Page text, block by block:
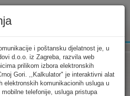
Uslovi korišćenja Kontakt
i poštansku djelatnost je, u
d.o.o. iz Zagreba, razvila web
prilikom izbora elektronskih
Gori. ,,Kalkulator" je interaktivni alat
elektronskih komunikacionih usluga u
telefonije, usluga pristupa